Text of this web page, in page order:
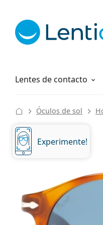
Lentes de contacto
Líquidos
Como fazer um pedido
Óculos de sol
Experimente!